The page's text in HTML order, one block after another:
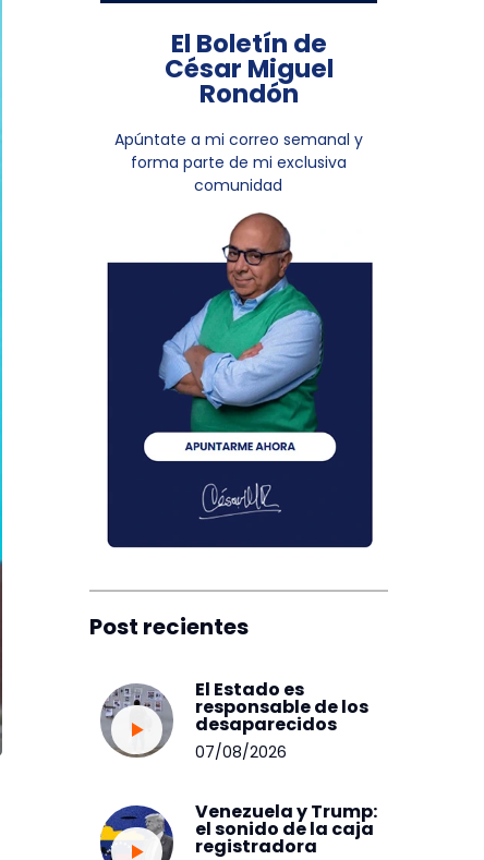
El Boletín de
César Miguel
Rondón
Apúntate a mi correo semanal y
forma parte de mi exclusiva
comunidad
Post recientes
El Estado es
responsable de los
desaparecidos
07/08/2026
Venezuela y Trump:
el sonido de la caja
registradora